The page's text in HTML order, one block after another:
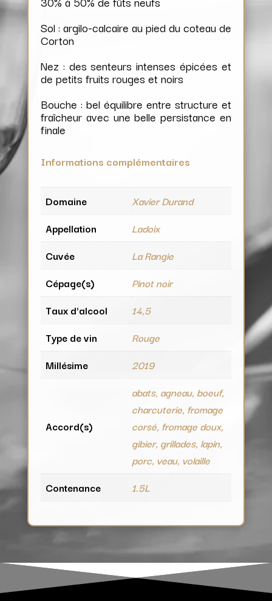
Sol : argilo-calcaire au pied du coteau de
Corton
Nez : des senteurs intenses épicées et
de petits fruits rouges et noirs
Bouche : bel équilibre entre structure et
fraîcheur avec une belle persistance en
finale
Informations complémentaires
Domaine
Xavier Durand
Appellation
Ladoix
Cuvée
La Rangie
Cépage(s)
Pinot noir
Taux d'alcool
14,5
Type de vin
Rouge
Millésime
2019
Accord(s)
abats, agneau, boeuf,
charcuterie, fromage
corsé, fromage doux,
gibier, grillades, lapin,
porc, veau, volaille
Contenance
1.5L